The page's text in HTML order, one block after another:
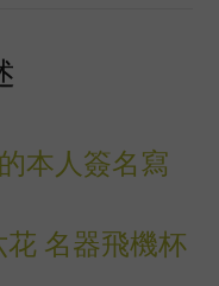
本人簽名寫
名器飛機杯